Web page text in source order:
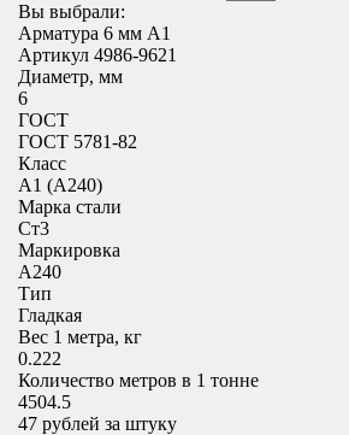
Вы выбрали:
Арматура 6 мм А1
Артикул 4986-9621
Диаметр, мм
6
ГОСТ
ГОСТ 5781-82
Класс
А1 (А240)
Марка стали
Ст3
Маркировка
А240
Тип
Гладкая
Вес 1 метра, кг
0.222
Количество метров в 1 тонне
4504.5
47 рублей за штуку